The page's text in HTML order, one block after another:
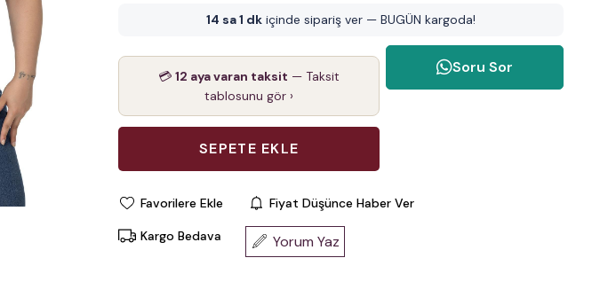
14 sa 1 dk içinde sipariş ver — BUGÜN kargoda!
💳12 aya varan taksit — Taksit
tablosunu gör ›
Soru Sor
Favorilere Ekle Fiyat Düşünce Haber Ver
Kargo Bedava Yorum Yaz